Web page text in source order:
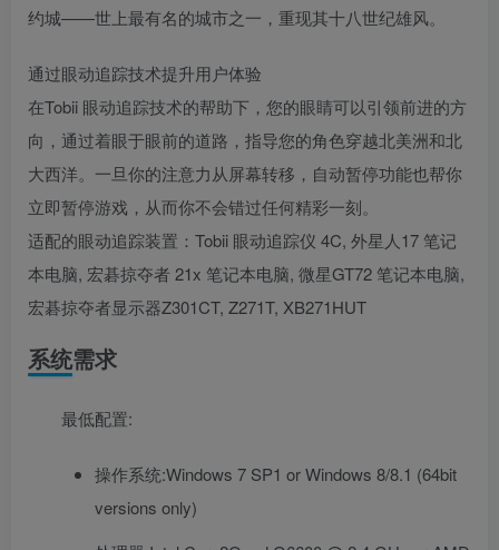
约城——世上最有名的城市之一，重现其十八世纪雄风。
通过眼动追踪技术提升用户体验
在Tobii 眼动追踪技术的帮助下，您的眼睛可以引领前进的方
向，通过着眼于眼前的道路，指导您的角色穿越北美洲和北
大西洋。一旦你的注意力从屏幕转移，自动暂停功能也帮你
立即暂停游戏，从而你不会错过任何精彩一刻。
适配的眼动追踪装置：Tobii 眼动追踪仪 4C, 外星人17 笔记
本电脑, 宏碁掠夺者 21x 笔记本电脑, 微星GT72 笔记本电脑,
宏碁掠夺者显示器Z301CT, Z271T, XB271HUT
系统需求
最低配置:
操作系统:Windows 7 SP1 or Windows 8/8.1 (64bit
versions only)